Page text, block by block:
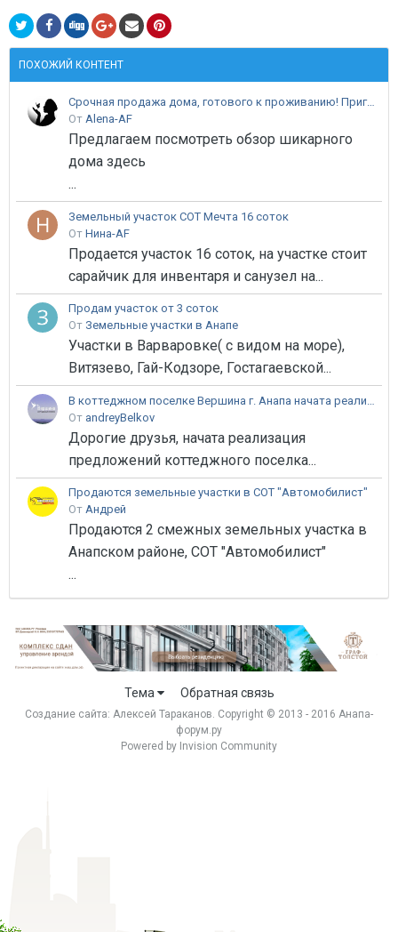
ПОХОЖИЙ КОНТЕНТ
Срочная продажа дома, готового к проживанию! Пригород Анапы!
От Alena-AF
Предлагаем посмотреть обзор шикарного
дома здесь
...
Земельный участок СОТ Мечта 16 соток
От Нина-AF
Продается участок 16 соток, на участке стоит
сарайчик для инвентаря и санузел на...
Продам участок от 3 соток
От Земельные участки в Анапе
Участки в Варваровке( с видом на море),
Витязево, Гай-Кодзоре, Гостагаевской...
От andreyBelkov
Дорогие друзья, начата реализация
предложений коттеджного поселка...
Продаются земельные участки в СОТ "Автомобилист"
От Андрей
Продаются 2 смежных земельных участка в
Анапском районе, СОТ "Автомобилист"
...
Тема Обратная связь
Создание сайта: Алексей Тараканов . Copyright © 2013 - 2016 Анапа-
форум.ру
Powered by Invision Community